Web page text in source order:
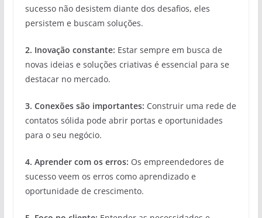
sucesso não desistem diante dos desafios, eles
persistem e buscam soluções.
2. Inovação constante: Estar sempre em busca de
novas ideias e soluções criativas é essencial para se
destacar no mercado.
3. Conexões são importantes: Construir uma rede de
contatos sólida pode abrir portas e oportunidades
para o seu negócio.
4. Aprender com os erros: Os empreendedores de
sucesso veem os erros como aprendizado e
oportunidade de crescimento.